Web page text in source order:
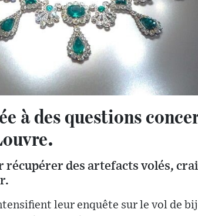
à des questions
des artefacts volés,
leur enquête sur le vol de